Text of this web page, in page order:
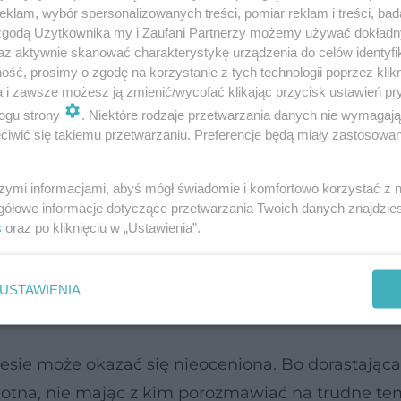
by ten dzień był dla niej wyjątkowy. Menstruacja
nie włączaj do tego jej rodzeństwa, bo to wprawiłoby
we dwie. Możesz np. kupić córce piękną różę,
dziewczynka poczuje się wyjątkowa, piękna i
może okazać się nieoceniona. Bo dorastająca
nie mając z kim porozmawiać na trudne
wybór spersonalizowanych treści, pomiar reklam i treści,
Użytkownika my i Zaufani Partnerzy możemy używać
aktywnie skanować charakterystykę urządzenia do celów
prosimy o zgodę na korzystanie z tych technologii poprzez
i zawsze możesz ją zmienić/wycofać klikając przycisk ustawień
strony
. Niektóre rodzaje przetwarzania danych nie
się takiemu przetwarzaniu. Preferencje będą miały
informacjami, abyś mógł świadomie i komfortowo korzystać z
informacje dotyczące przetwarzania Twoich danych
oraz po kliknięciu w „Ustawienia”.
USTAWIENIA